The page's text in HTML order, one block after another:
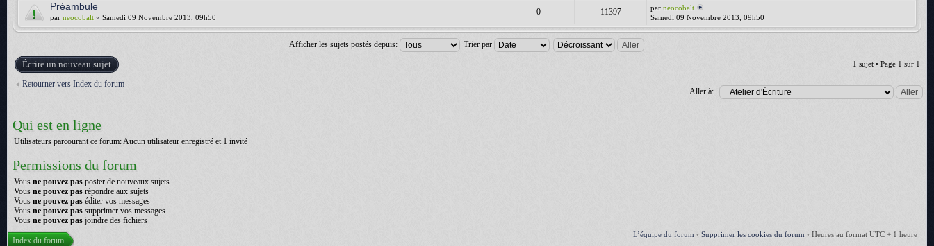
Préambule
par neocobalt » Samedi 09 Novembre 2013, 09h50
0 11397 parneocobalt
Samedi 09 Novembre 2013, 09h50
Afficher les sujets postés depuis: Trier par
Écrire un nouveau sujet 1 sujet • Page 1 sur 1
Retourner vers Index du forum
Aller à:
Qui est en ligne
Utilisateurs parcourant ce forum: Aucun utilisateur enregistré et 1 invité
Permissions du forum
Vous ne pouvez pas poster de nouveaux sujets
Vous ne pouvez pas répondre aux sujets
Vous ne pouvez pas éditer vos messages
Vous ne pouvez pas supprimer vos messages
Vous ne pouvez pas joindre des fichiers
L’équipe du forum • Supprimer les cookies du forum • Heures au format UTC + 1 heure
Index du forum